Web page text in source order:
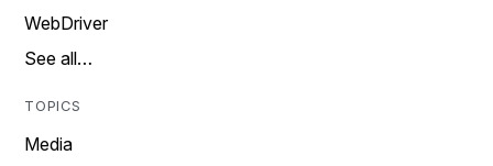
WebDriver
See all…
TOPICS
Media